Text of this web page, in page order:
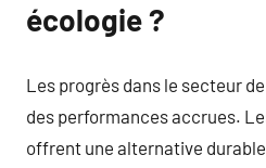
écologie ?
Les progrès dans le secteur
des performances accrues.
offrent une alternative